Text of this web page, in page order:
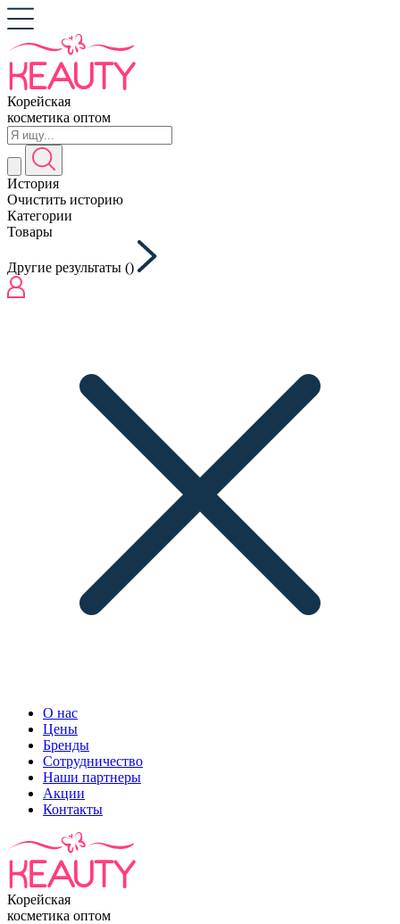
Корейская
косметика оптом
История
Очистить историю
Категории
Товары
Другие результаты ()
О нас
Цены
Бренды
Сотрудничество
Наши партнеры
Акции
Контакты
Корейская
косметика оптом